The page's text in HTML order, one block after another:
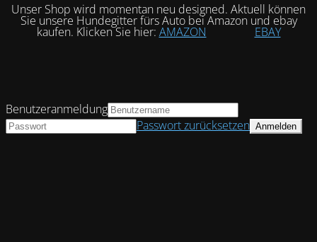
Unser Shop wird momentan neu designed. Aktuell können
Sie unsere Hundegitter fürs Auto bei Amazon und ebay
kaufen. Klicken Sie hier: AMAZON EBAY
Benutzeranmeldung
Passwort zurücksetzen